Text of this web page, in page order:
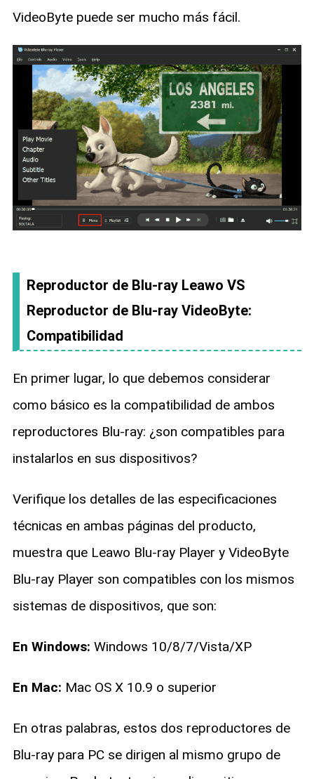
VideoByte puede ser mucho más fácil.
Reproductor de Blu-ray Leawo VS
Reproductor de Blu-ray VideoByte:
Compatibilidad
En primer lugar, lo que debemos considerar
como básico es la compatibilidad de ambos
reproductores Blu-ray: ¿son compatibles para
instalarlos en sus dispositivos?
Verifique los detalles de las especificaciones
técnicas en ambas páginas del producto,
muestra que Leawo Blu-ray Player y VideoByte
Blu-ray Player son compatibles con los mismos
sistemas de dispositivos, que son:
En Windows: Windows 10/8/7/Vista/XP
En Mac: Mac OS X 10.9 o superior
En otras palabras, estos dos reproductores de
Blu-ray para PC se dirigen al mismo grupo de